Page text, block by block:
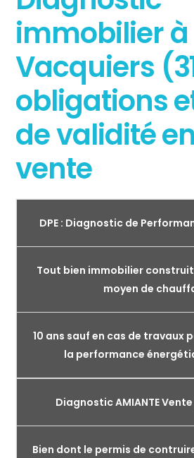
immobilier à
Vacquiers
obligations
de validité
vente
DPE : Diagnostic de
Tout bien immobilier
moyen de
10 ans sauf en cas de travaux
la performance
Diagnostic AMIANTE
Bien dont le permis de